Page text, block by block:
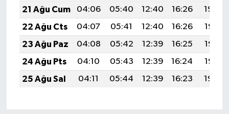
21 Ağu Cum
04:06 05:40 12:40 16:26
19:30
22 Ağu Cts
04:07 05:41 12:40 16:26
19:28
23 Ağu Paz
04:08 05:42 12:39 16:25
19:27
24 Ağu Pts
04:10 05:43 12:39 16:24
19:25
25 Ağu Sal
04:11 05:44 12:39 16:23 19:24